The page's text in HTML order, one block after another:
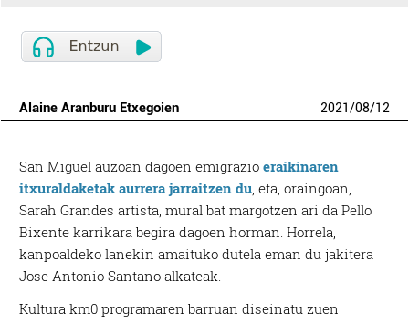
Alaine Aranburu Etxegoien 2021/08/12
San Miguel auzoan dagoen emigrazioeraikinaren
itxuraldaketak aurrera jarraitzen du, eta, oraingoan,
Sarah Grandes artista, mural bat margotzen ari da Pello
Bixente karrikara begira dagoen horman. Horrela,
kanpoaldeko lanekin amaituko dutela eman du jakitera
Jose Antonio Santano alkateak.
Kultura km0 programaren barruan diseinatu zuen